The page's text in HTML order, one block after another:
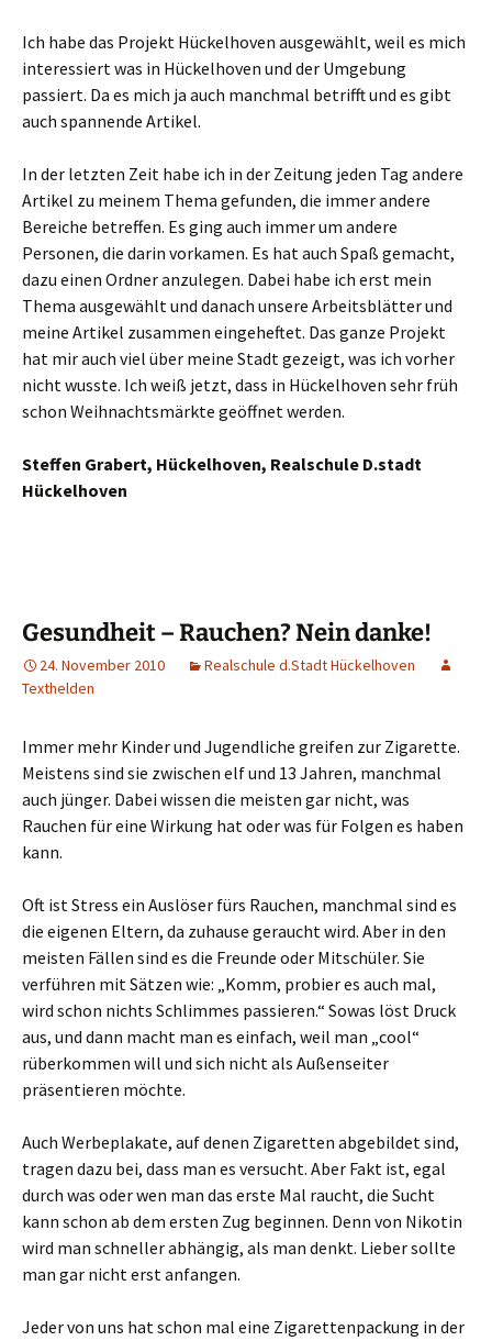
Ich habe das Projekt Hückelhoven ausgewählt, weil es mich
interessiert was in Hückelhoven und der Umgebung
passiert. Da es mich ja auch manchmal betrifft und es gibt
auch spannende Artikel.
In der letzten Zeit habe ich in der Zeitung jeden Tag andere
Artikel zu meinem Thema gefunden, die immer andere
Bereiche betreffen. Es ging auch immer um andere
Personen, die darin vorkamen. Es hat auch Spaß gemacht,
dazu einen Ordner anzulegen. Dabei habe ich erst mein
Thema ausgewählt und danach unsere Arbeitsblätter und
meine Artikel zusammen eingeheftet. Das ganze Projekt
hat mir auch viel über meine Stadt gezeigt, was ich vorher
nicht wusste. Ich weiß jetzt, dass in Hückelhoven sehr früh
schon Weihnachtsmärkte geöffnet werden.
Steffen Grabert, Hückelhoven, Realschule D.stadt
Hückelhoven
Gesundheit – Rauchen? Nein danke!
24. November 2010
Realschule d.Stadt Hückelhoven
Texthelden
Immer mehr Kinder und Jugendliche greifen zur Zigarette.
Meistens sind sie zwischen elf und 13 Jahren, manchmal
auch jünger. Dabei wissen die meisten gar nicht, was
Rauchen für eine Wirkung hat oder was für Folgen es haben
kann.
Oft ist Stress ein Auslöser fürs Rauchen, manchmal sind es
die eigenen Eltern, da zuhause geraucht wird. Aber in den
meisten Fällen sind es die Freunde oder Mitschüler. Sie
verführen mit Sätzen wie: „Komm, probier es auch mal,
wird schon nichts Schlimmes passieren.“ Sowas löst Druck
aus, und dann macht man es einfach, weil man „cool“
rüberkommen will und sich nicht als Außenseiter
präsentieren möchte.
Auch Werbeplakate, auf denen Zigaretten abgebildet sind,
tragen dazu bei, dass man es versucht. Aber Fakt ist, egal
durch was oder wen man das erste Mal raucht, die Sucht
kann schon ab dem ersten Zug beginnen. Denn von Nikotin
wird man schneller abhängig, als man denkt. Lieber sollte
man gar nicht erst anfangen.
Jeder von uns hat schon mal eine Zigarettenpackung in der